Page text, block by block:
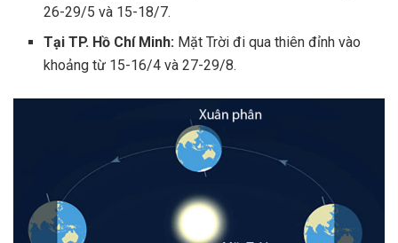
26-29/5 và 15-18/7.
Tại TP. Hồ Chí Minh: Mặt Trời đi qua thiên đỉnh vào
khoảng từ 15-16/4 và 27-29/8.